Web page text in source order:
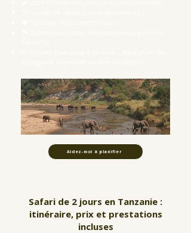
Aidez-moi à planifier
Safari de 2 jours en Tanzanie :
itinéraire, prix et prestations
incluses